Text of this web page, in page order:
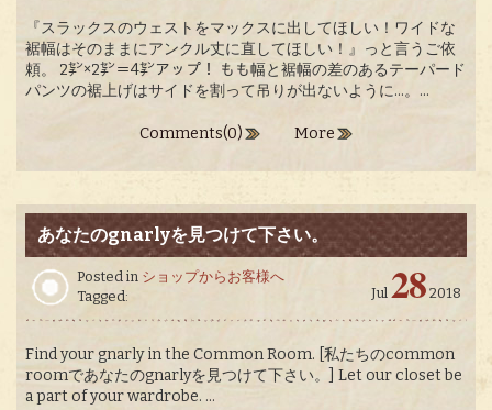
『スラックスのウェストをマックスに出してほしい！ワイドな
裾幅はそのままにアンクル丈に直してほしい！』っと言うご依
頼。 2㌢×2㌢＝4㌢アップ！ もも幅と裾幅の差のあるテーパード
パンツの裾上げはサイドを割って吊りが出ないように…。...
Comments(0) More
あなたのgnarlyを見つけて下さい。
Posted in ショップからお客様へ
Tagged:
Jul 28 2018
Find your gnarly in the Common Room. [私たちのcommon
roomであなたのgnarlyを見つけて下さい。] Let our closet be
a part of your wardrobe. ...